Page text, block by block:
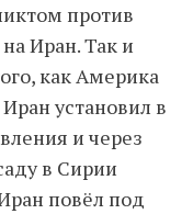
против
Иран. Так и
как Америка
установил в
и через
в Сирии
повёл под